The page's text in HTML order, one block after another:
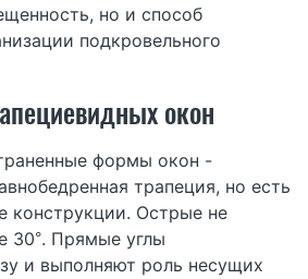
но и способ
подкровельного
окон
формы окон -
трапеция, но есть
конструкции. Острые не
30°. Прямые углы
и выполняют роль несущих